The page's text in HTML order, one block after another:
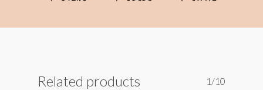
Related products 1/10